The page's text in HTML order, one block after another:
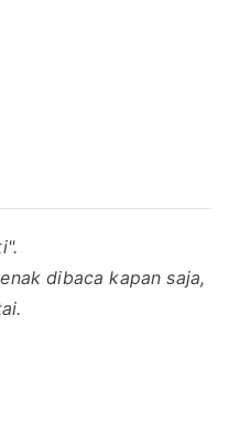
dibaca kapan saja,